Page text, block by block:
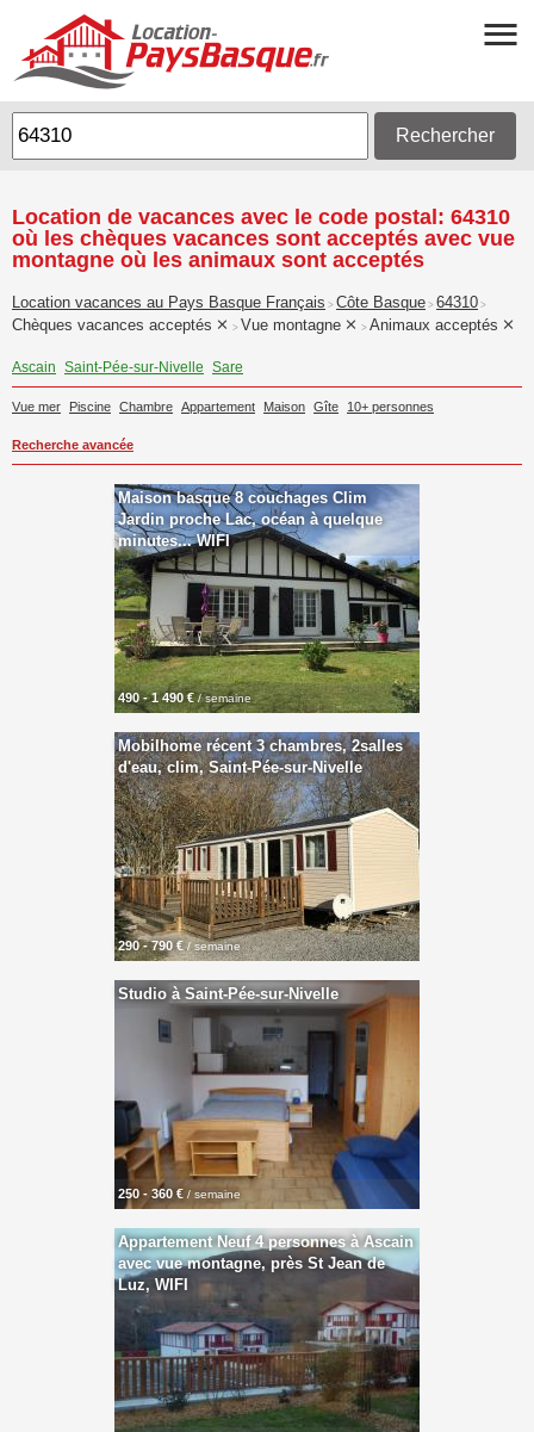
Rechercher
Location de vacances avec le code postal: 64310
où les chèques vacances sont acceptés avec vue
montagne où les animaux sont acceptés
Location vacances au Pays Basque Français > Côte Basque > 64310 >
Chèques vacances acceptés > Vue montagne > Animaux acceptés
Ascain Saint-Pée-sur-Nivelle Sare
Vue mer Piscine Chambre Appartement Maison Gîte 10+ personnes
Recherche avancée
Maison basque 8 couchages Clim
Jardin proche Lac, océan à quelque
minutes... WIFI
490 - 1 490 €/ semaine
Mobilhome récent 3 chambres, 2salles
d'eau, clim, Saint-Pée-sur-Nivelle
290 - 790 € / semaine
Studio à Saint-Pée-sur-Nivelle
250 - 360 € / semaine
Appartement Neuf 4 personnes à Ascain
avec vue montagne, près St Jean de
Luz, WIFI